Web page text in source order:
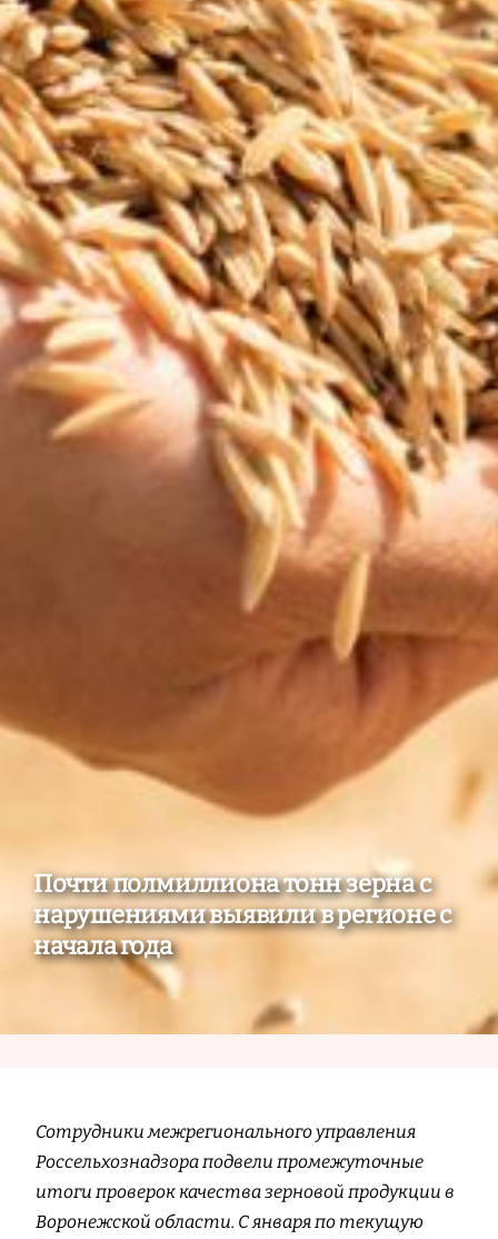
Почти полмиллиона тонн зерна с
нарушениями выявили в регионе с
начала года
Сотрудники межрегионального управления
Россельхознадзора подвели промежуточные
итоги проверок качества зерновой продукции в
Воронежской области. С января по текущую